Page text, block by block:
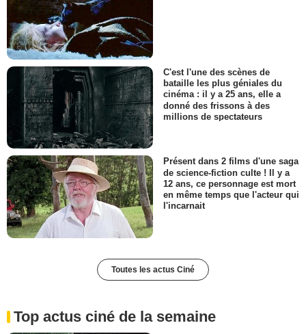
C'est l'une des scènes de
bataille les plus géniales du
cinéma : il y a 25 ans, elle a
donné des frissons à des
millions de spectateurs
Présent dans 2 films d'une saga
de science-fiction culte ! Il y a
12 ans, ce personnage est mort
en même temps que l'acteur qui
l'incarnait
Toutes les actus Ciné
Top actus ciné de la semaine